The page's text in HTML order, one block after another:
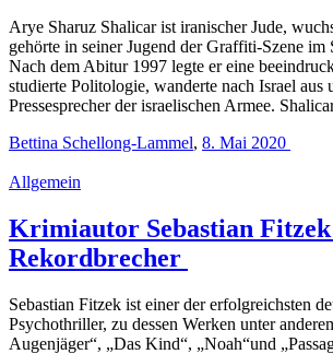
Arye Sharuz Shalicar ist iranischer Jude,
gehörte in seiner Jugend der Graffiti-Szene im
Nach dem Abitur 1997 legte er eine
studierte Politologie, wanderte nach Israel aus
Pressesprecher der israelischen Armee.
Bettina Schellong-Lammel, 8. Mai 2020
Allgemein
Krimiautor Sebastian
Rekordbrecher
Sebastian Fitzek ist einer der erfolgreichsten
Psychothriller, zu dessen Werken unter
Augenjäger“, „Das Kind“, „Noah“und